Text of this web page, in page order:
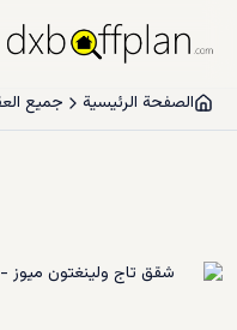
الصفحة الرئيسية جميع